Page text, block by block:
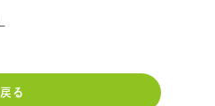
戻る